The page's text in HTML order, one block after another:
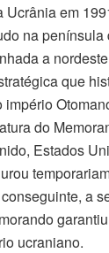
Ucrânia em
na
a
que
do
Estados
a
ucraniano.